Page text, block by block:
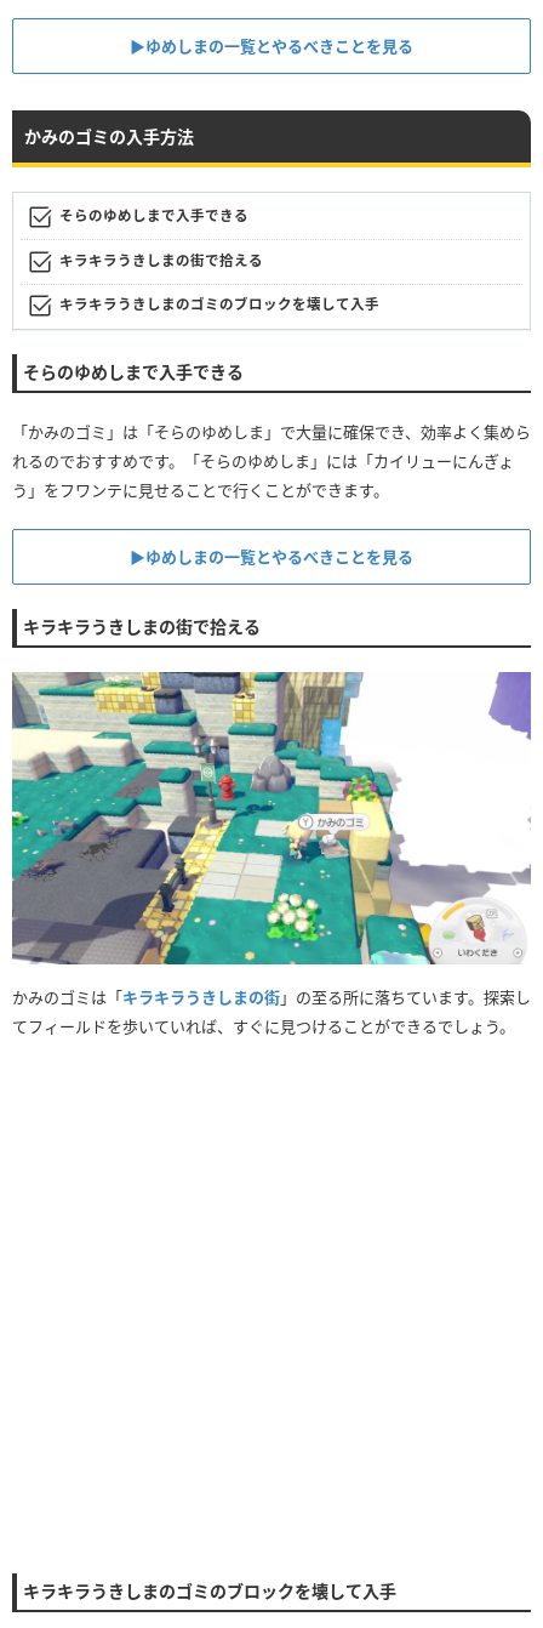
▶︎ゆめしまの一覧とやるべきことを見る
かみのゴミの入手方法
そらのゆめしまで入手できる
キラキラうきしまの街で拾える
キラキラうきしまのゴミのブロックを壊して入手
そらのゆめしまで入手できる
「かみのゴミ」は「そらのゆめしま」で大量に確保でき、効率よく集めら
れるのでおすすめです。「そらのゆめしま」には「カイリューにんぎょ
う」をフワンテに見せることで行くことができます。
▶︎ゆめしまの一覧とやるべきことを見る
キラキラうきしまの街で拾える
かみのゴミは「キラキラうきしまの街」の至る所に落ちています。探索し
てフィールドを歩いていれば、すぐに見つけることができるでしょう。
キラキラうきしまのゴミのブロックを壊して入手